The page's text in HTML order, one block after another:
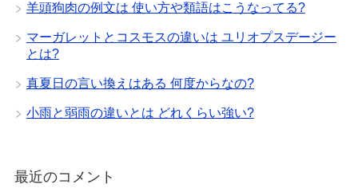
羊頭狗肉の例文は 使い方や類語はこうなってる?
マーガレットとコスモスの違いは ユリオプスデージー
とは?
真夏日の言い換えはある 何度からなの?
小雨と弱雨の違いとは どれくらい強い?
最近のコメント